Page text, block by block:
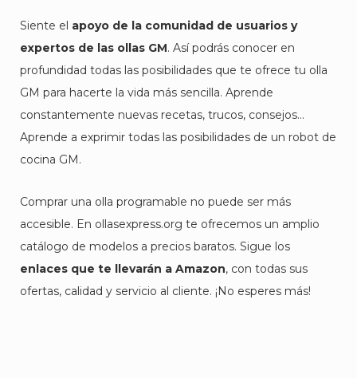
Siente el apoyo de la comunidad de usuarios y
expertos de las ollas GM. Así podrás conocer en
profundidad todas las posibilidades que te ofrece tu olla
GM para hacerte la vida más sencilla. Aprende
constantemente nuevas recetas, trucos, consejos…
Aprende a exprimir todas las posibilidades de un robot de
cocina GM.
Comprar una olla programable no puede ser más
accesible. En ollasexpress.org te ofrecemos un amplio
catálogo de modelos a precios baratos. Sigue los
enlaces que te llevarán a Amazon, con todas sus
ofertas, calidad y servicio al cliente. ¡No esperes más!